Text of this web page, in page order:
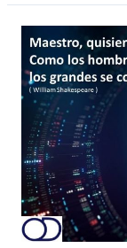
La
gestión
del
riesgo
crediticio
en
un
panorama
minorista
en